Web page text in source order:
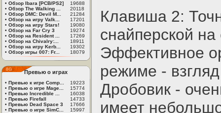
• Обзор Ibara [PCB/PS2]
19688
• Обзор The Walking ...
20118
• Обзор DMC: Devil M...
21284
• Обзор на игру Valk...
17201
• Обзор на игру Stars!
19080
• Обзор на Far Cry 3
19274
• Обзор на Resident ...
17269
• Обзор на Chivalry:...
18911
• Обзор на игру Kerb...
19302
• Обзор игры 007: Fr... 18079
Превью о играх
• Превью к игре Comp...
19223
• Превью о игре Mage...
15774
• Превью Incredible ...
16038
• Превью Firefall
14733
• Превью Dead Space 3
17666
• Превью о игре SimC...
15997
Клавиша 2:
снайперской
Эффективное
режиме -
Дробовик -
имеет